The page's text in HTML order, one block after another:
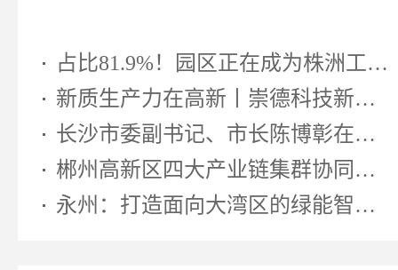
占比81.9%！园区正在成为株洲工业...
新质生产力在高新丨崇德科技新型...
长沙市委副书记、市长陈博彰在湖南...
郴州高新区四大产业链集群协同发...
永州：打造面向大湾区的绿能智算先...